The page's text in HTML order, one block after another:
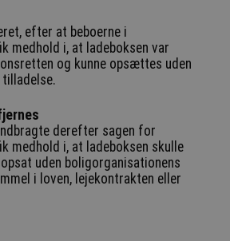
efter at beboerne i
medhold i, at ladeboksen var
og kunne opsættes uden
derefter sagen for
medhold i, at ladeboksen skulle
uden boligorganisationens
i loven, lejekontrakten eller